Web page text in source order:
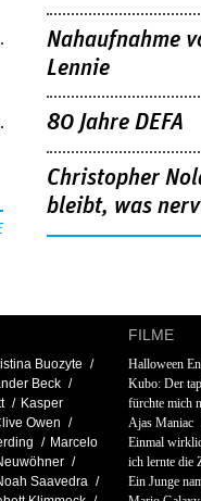
Nahaufnahme
Lennie
80 Jahre DEFA
Christopher
bleibt, was
Buozyte
Beck
Kasper
Owen
Marcelo
Saavedra
FILME
Halloween
Kubo: Der
fürchte mich
Ajas Maniac
Einmal
ich lernte die
Ein Junge